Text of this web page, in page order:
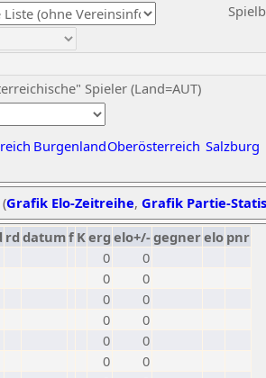
Spieler (Land=AUT)
BurgenlandOberösterreich Salzburg
Grafik Elo-Zeitreihe, Grafik Partie-
rd datumf Kerg elo+/-gegnerelo pnr
0
0
0
0
0
0
0
0
0
0
0
0